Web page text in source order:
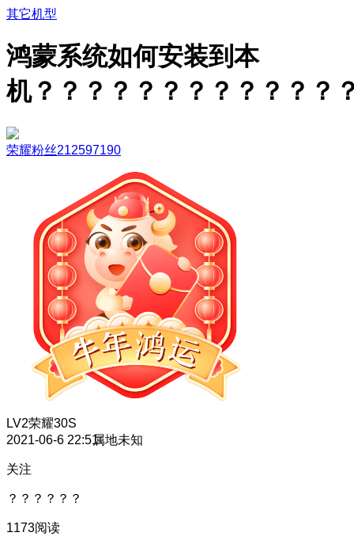
其它机型
鸿蒙系统如何安装到本
机？？？？？？？？？？？？
荣耀粉丝212597190
LV2荣耀30S
2021-06-6 22:51属地未知
关注
？？？？？？
1173阅读